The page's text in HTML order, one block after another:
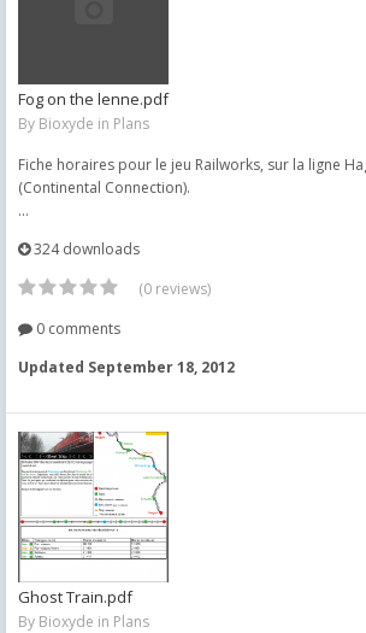
Fog on the lenne.pdf
By Bioxyde in Plans
Fiche horaires pour le jeu Railworks, sur la ligne
(Continental Connection).
...
324 downloads
(0 reviews)
0 comments
Updated September 18, 2012
Ghost Train.pdf
By Bioxyde in Plans